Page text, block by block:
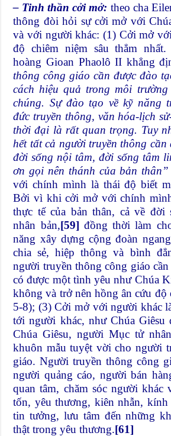
– Tinh thần cởi mở: theo cha
thông đòi hỏi sự cởi mở với
và với người khác: (1) Cởi mở
độ chiêm niệm sâu thẳm
hoàng Gioan Phaolô II khẳng
thông công giáo cần được đào
cách hiệu quả trong môi
chúng. Sự đào tạo về kỹ năng
đức truyền thông, văn hóa-lịch
thời đại là rất quan trọng. Tuy
hết tất cả người truyền thông
đời sống nội tâm, đời sống tâm
ơn gọi nên thánh của bản thân”
với chính mình là thái độ biết
Bởi vì khi cởi mở với chính
thực tế của bản thân, cả về đời
nhân bản,[59] đồng thời làm
năng xây dựng cộng đoàn
chia sẻ, hiệp thông và bình
người truyền thông công giáo
có được một tình yêu như Chúa
không và trở nên hồng ân cứu
5-8); (3) Cởi mở với người khác
tới người khác, như Chúa Giêsu
Chúa Giêsu, người Mục tử
khuôn mẫu tuyệt vời cho người
giáo. Người truyền thông công
người quảng cáo, người bán
quan tâm, chăm sóc người khác
tốn, yêu thương, kiên nhẫn,
tin tưởng, lưu tâm đến những
thật trong yêu thương.[61]